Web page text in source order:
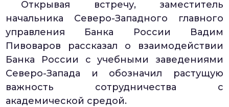
Открывая встречу, заместитель
начальника Северо-Западного главного
управления Банка России Вадим
Пивоваров рассказал о взаимодействии
Банка России с учебными заведениями
Северо-Запада и обозначил растущую
важность сотрудничества с
академической средой.